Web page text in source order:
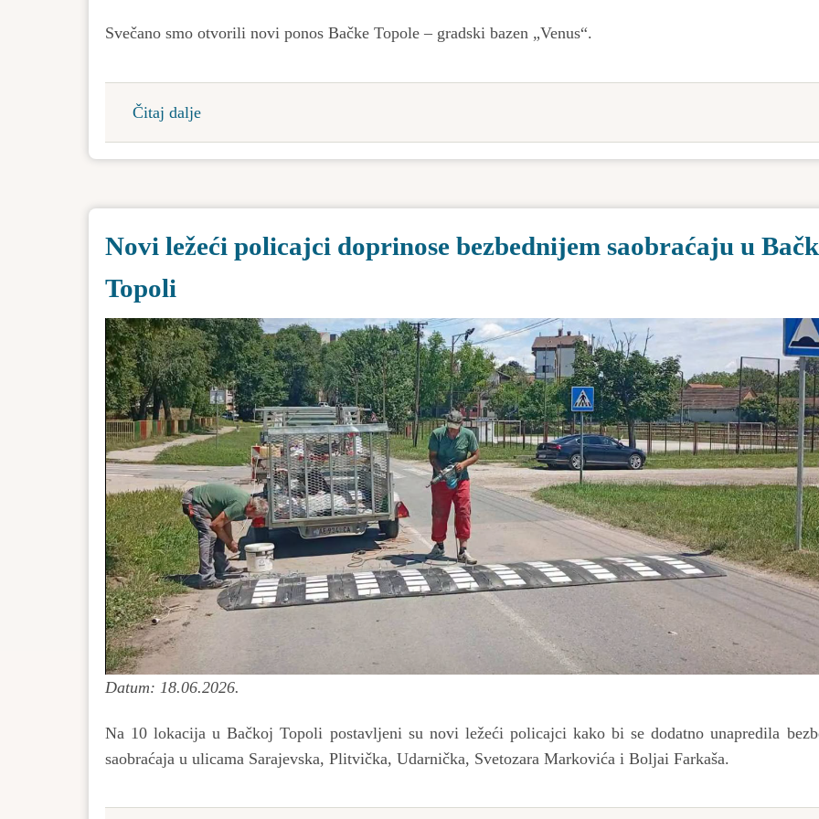
Svečano smo otvorili novi ponos Bačke Topole – gradski bazen „Venus“.
Čitaj dalje
Na
upotrebu
predali
gradski
bazen
Novi ležeći policajci doprinose bezbednijem saobraćaju u
Topoli
Datum: 18.06.2026.
Na 10 lokacija u Bačkoj Topoli postavljeni su novi ležeći policajci kako bi se dodatno unapredila
saobraćaja u ulicama Sarajevska, Plitvička, Udarnička, Svetozara Markovića i Boljai Farkaša.